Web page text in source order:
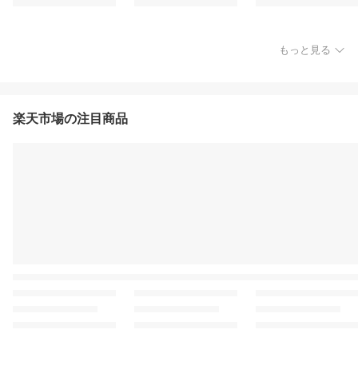
もっと見る
楽天市場の注目商品